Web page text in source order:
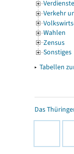
Verkehr
Wahlen
Zensus
Sonstiges
▸ Tabellen
Das